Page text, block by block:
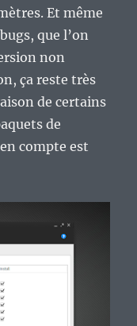
Et même
que l’on
non
ça reste très
de certains
de
compte est